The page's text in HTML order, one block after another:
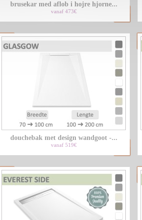
brusekar med aflob i hojre hjorne...
vanaf 473€
douchebak met design wandgoot -...
vanaf 519€